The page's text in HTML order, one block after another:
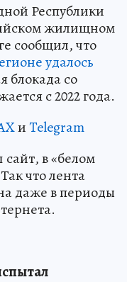
Республики
жилищном
сообщил, что
удалось
блокада со
с 2022 года.
иTelegram
в «белом
что лента
даже в периоды